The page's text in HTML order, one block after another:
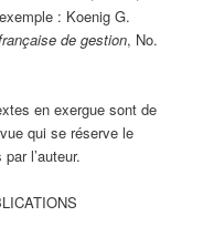
: Koenig G.
de gestion, No.
en exergue sont de
qui se réserve le
l’auteur.